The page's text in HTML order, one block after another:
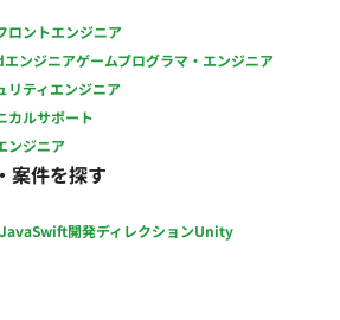
ロントエンジニア
ンジニアゲームプログラマ・エンジニア
リティエンジニア
カルサポート
ンジニア
案件を探す
Swift開発ディレクションUnity